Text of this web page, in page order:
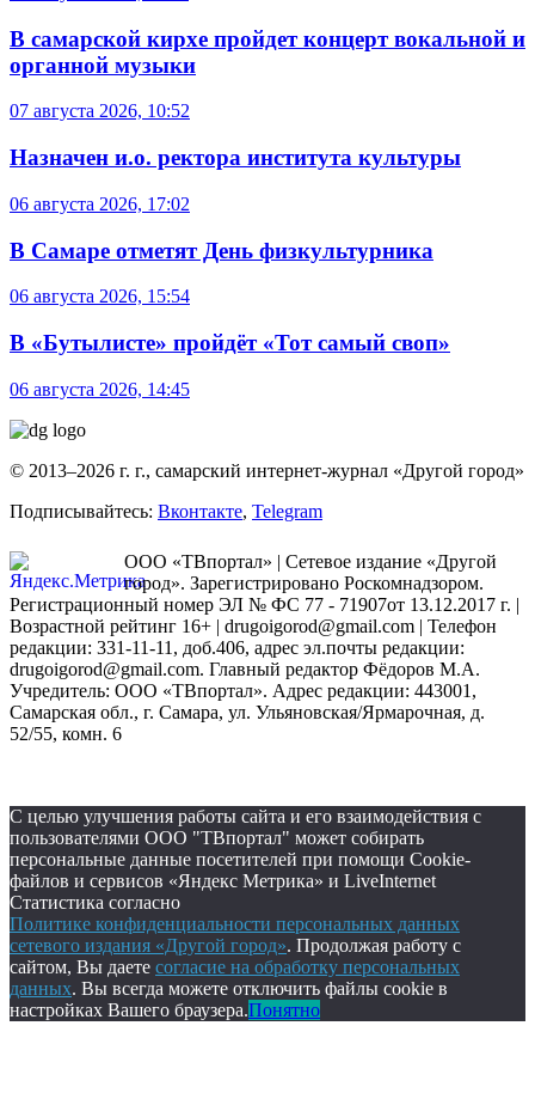
В самарской кирхе пройдет концерт вокальной и
органной музыки
07 августа 2026, 10:52
Назначен и.о. ректора института культуры
06 августа 2026, 17:02
В Самаре отметят День физкультурника
06 августа 2026, 15:54
В «Бутылисте» пройдёт «Тот самый своп»
06 августа 2026, 14:45
© 2013–2026 г. г., самарский интернет-журнал «Другой город»
Подписывайтесь: Вконтакте, Telegram
ООО «ТВпортал» | Сетевое издание «Другой
город». Зарегистрировано Роскомнадзором.
Регистрационный номер ЭЛ № ФС 77 - 71907от 13.12.2017 г. |
Возрастной рейтинг 16+ | drugoigorod@gmail.com | Телефон
редакции: 331-11-11, доб.406, адрес эл.почты редакции:
drugoigorod@gmail.com. Главный редактор Фёдоров М.А.
Учредитель: ООО «ТВпортал». Адрес редакции: 443001,
Самарская обл., г. Самара, ул. Ульяновская/Ярмарочная, д.
52/55, комн. 6
С целью улучшения работы сайта и его взаимодействия с
пользователями ООО "ТВпортал" может собирать
персональные данные посетителей при помощи Cookie-
файлов и сервисов «Яндекс Метрика» и LiveInternet
Статистика согласно
Политике конфиденциальности персональных данных
сетевого издания «Другой город». Продолжая работу с
сайтом, Вы даете согласие на обработку персональных
данных. Вы всегда можете отключить файлы cookie в
настройках Вашего браузера.Понятно